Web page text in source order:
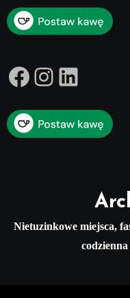
Facebook
Nietuzinkowe miejsca,